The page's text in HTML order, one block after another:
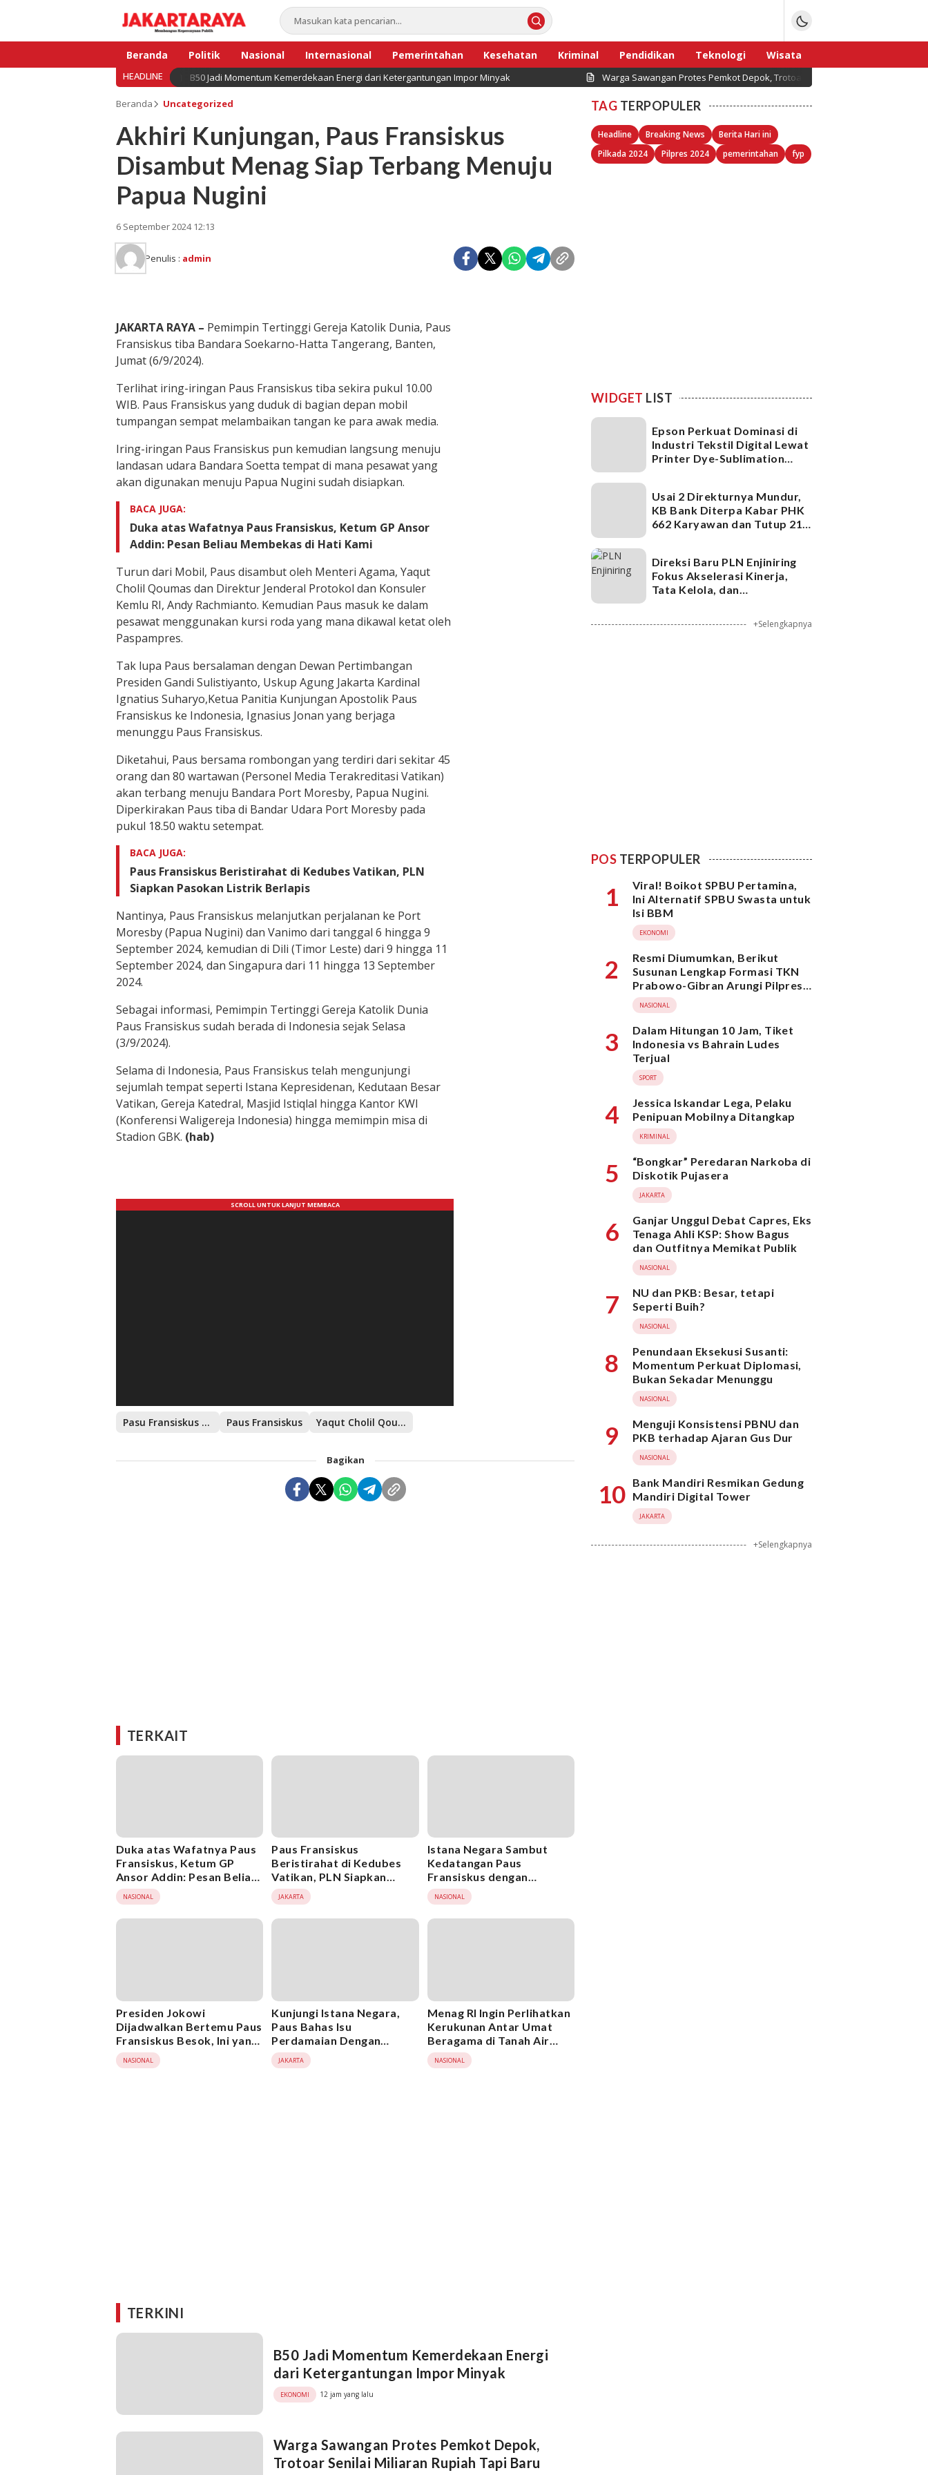
Beranda Politik Nasional Internasional Pemerintahan Kesehatan Kriminal Pendidikan Teknologi
Wisata
Bisnis
Sport
HEADLINE B50 Jadi Momentum Kemerdekaan Energi dari Ketergantungan Impor Minyak Warga Sawangan Protes Pemkot Depok, Trotoar Senilai Miliaran Rupiah Tapi
Beranda Uncategorized
Akhiri Kunjungan, Paus Fransiskus
Disambut Menag Siap Terbang Menuju
Papua Nugini
6 September 2024 12:13
Penulis : admin
JAKARTA RAYA – Pemimpin Tertinggi Gereja Katolik Dunia, Paus
Fransiskus tiba Bandara Soekarno-Hatta Tangerang, Banten,
Jumat (6/9/2024).
Terlihat iring-iringan Paus Fransiskus tiba sekira pukul 10.00
WIB. Paus Fransiskus yang duduk di bagian depan mobil
tumpangan sempat melambaikan tangan ke para awak media.
Iring-iringan Paus Fransiskus pun kemudian langsung menuju
landasan udara Bandara Soetta tempat di mana pesawat yang
akan digunakan menuju Papua Nugini sudah disiapkan.
BACA JUGA:
Duka atas Wafatnya Paus Fransiskus, Ketum GP Ansor
Addin: Pesan Beliau Membekas di Hati Kami
Turun dari Mobil, Paus disambut oleh Menteri Agama, Yaqut
Cholil Qoumas dan Direktur Jenderal Protokol dan Konsuler
Kemlu RI, Andy Rachmianto. Kemudian Paus masuk ke dalam
pesawat menggunakan kursi roda yang mana dikawal ketat oleh
Paspampres.
Tak lupa Paus bersalaman dengan Dewan Pertimbangan
Presiden Gandi Sulistiyanto, Uskup Agung Jakarta Kardinal
Ignatius Suharyo,Ketua Panitia Kunjungan Apostolik Paus
Fransiskus ke Indonesia, Ignasius Jonan yang berjaga
menunggu Paus Fransiskus.
Diketahui, Paus bersama rombongan yang terdiri dari sekitar 45
orang dan 80 wartawan (Personel Media Terakreditasi Vatikan)
akan terbang menuju Bandara Port Moresby, Papua Nugini.
Diperkirakan Paus tiba di Bandar Udara Port Moresby pada
pukul 18.50 waktu setempat.
BACA JUGA:
Paus Fransiskus Beristirahat di Kedubes Vatikan, PLN
Siapkan Pasokan Listrik Berlapis
Nantinya, Paus Fransiskus melanjutkan perjalanan ke Port
Moresby (Papua Nugini) dan Vanimo dari tanggal 6 hingga 9
September 2024, kemudian di Dili (Timor Leste) dari 9 hingga 11
September 2024, dan Singapura dari 11 hingga 13 September
2024.
Sebagai informasi, Pemimpin Tertinggi Gereja Katolik Dunia
Paus Fransiskus sudah berada di Indonesia sejak Selasa
(3/9/2024).
Selama di Indonesia, Paus Fransiskus telah mengunjungi
sejumlah tempat seperti Istana Kepresidenan, Kedutaan Besar
Vatikan, Gereja Katedral, Masjid Istiqlal hingga Kantor KWI
(Konferensi Waligereja Indonesia) hingga memimpin misa di
Stadion GBK. (hab)
Pasu Fransiskus Akhiri Kunjungan Paus Fransiskus Yaqut Cholil Qoumas
Bagikan
TERKAIT
Duka atas Wafatnya Paus
Fransiskus, Ketum GP
Ansor Addin: Pesan Beliau
Membekas di Hati Kami
NASIONAL
Paus Fransiskus
Beristirahat di Kedubes
Vatikan, PLN Siapkan
Pasokan Listrik Berlapis
JAKARTA
Istana Negara Sambut
Kedatangan Paus
Fransiskus dengan
Upacara Kenegaraan
NASIONAL
Presiden Jokowi
Dijadwalkan Bertemu Paus
Fransiskus Besok, Ini yang
Dibahas
NASIONAL
Kunjungi Istana Negara,
Paus Bahas Isu
Perdamaian Dengan
Presiden Jokowi
JAKARTA
Menag RI Ingin Perlihatkan
Kerukunan Antar Umat
Beragama di Tanah Air
Kepada Paus Fransiskus
NASIONAL
TERKINI
B50 Jadi Momentum Kemerdekaan Energi
dari Ketergantungan Impor Minyak
EKONOMI 12 jam yang lalu
Warga Sawangan Protes Pemkot Depok,
Trotoar Senilai Miliaran Rupiah Tapi Baru
TAG TERPOPULER
Headline Breaking News
Berita Hari ini
Pilkada 2024
Pilpres 2024 pemerintahan fyp
WIDGET LIST
Epson Perkuat Dominasi di
Industri Tekstil Digital Lewat
Printer Dye-Sublimation
Usai 2 Direkturnya Mundur,
KB Bank Diterpa Kabar PHK
662 Karyawan dan Tutup 21
Direksi Baru PLN Enjiniring
Fokus Akselerasi Kinerja,
Tata Kelola, dan
+Selengkapnya
POS TERPOPULER
1
Viral! Boikot SPBU Pertamina,
Ini Alternatif SPBU Swasta untuk
Isi BBM
EKONOMI
2
Resmi Diumumkan, Berikut
Susunan Lengkap Formasi TKN
Prabowo-Gibran Arungi Pilpres
2024, Ada Ridwan Kamil hingga
Suami Yenny Wahid
NASIONAL
3
Dalam Hitungan 10 Jam, Tiket
Indonesia vs Bahrain Ludes
Terjual
SPORT
4
Jessica Iskandar Lega, Pelaku
Penipuan Mobilnya Ditangkap
KRIMINAL
5
“Bongkar” Peredaran Narkoba di
Diskotik Pujasera
JAKARTA
6
Ganjar Unggul Debat Capres, Eks
Tenaga Ahli KSP: Show Bagus
dan Outfitnya Memikat Publik
NASIONAL
7
NU dan PKB: Besar, tetapi
Seperti Buih?
NASIONAL
8
Penundaan Eksekusi Susanti:
Momentum Perkuat Diplomasi,
Bukan Sekadar Menunggu
NASIONAL
9
Menguji Konsistensi PBNU dan
PKB terhadap Ajaran Gus Dur
NASIONAL
10 Bank Mandiri Resmikan Gedung
Mandiri Digital Tower
JAKARTA
+Selengkapnya